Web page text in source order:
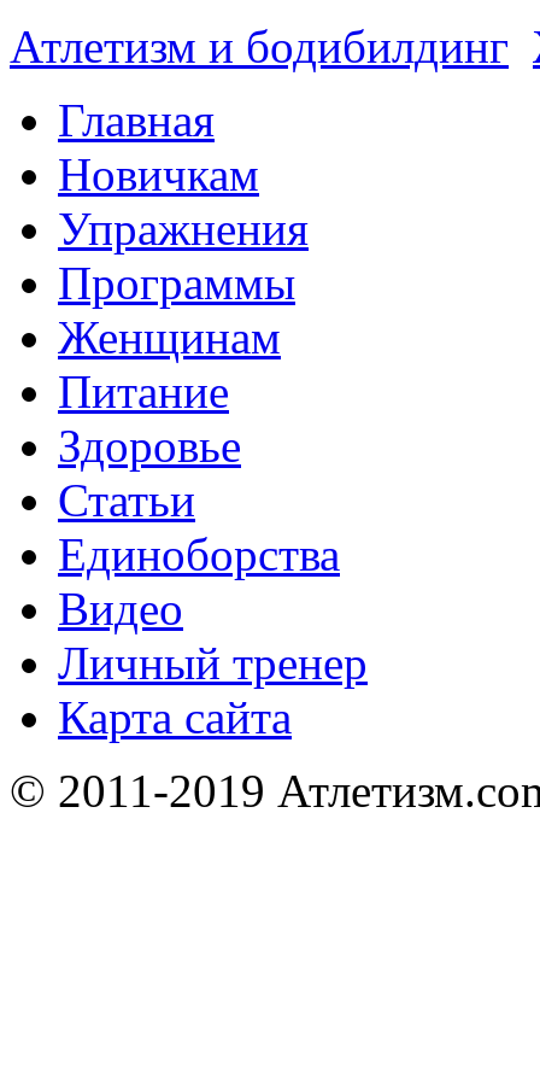
Атлетизм и бодибилдинг
Главная
Новичкам
Упражнения
Программы
Женщинам
Питание
Здоровье
Статьи
Единоборства
Видео
Личный тренер
Карта сайта
© 2011-2019